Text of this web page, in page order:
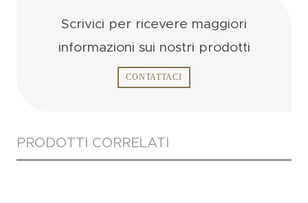
Scrivici per ricevere maggiori
informazioni sui nostri prodotti
CONTATTACI
PRODOTTI CORRELATI